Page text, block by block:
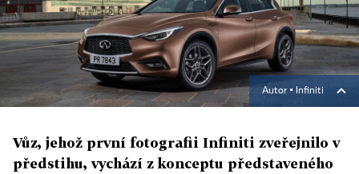
Autor ▪ Infiniti
Vůz, jehož první fotografii Infiniti zveřejnilo v
předstihu, vychází z konceptu představeného